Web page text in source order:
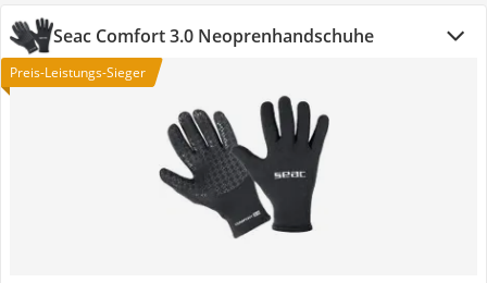
Seac Comfort 3.0 Neoprenhandschuhe
Preis-Leistungs-Sieger